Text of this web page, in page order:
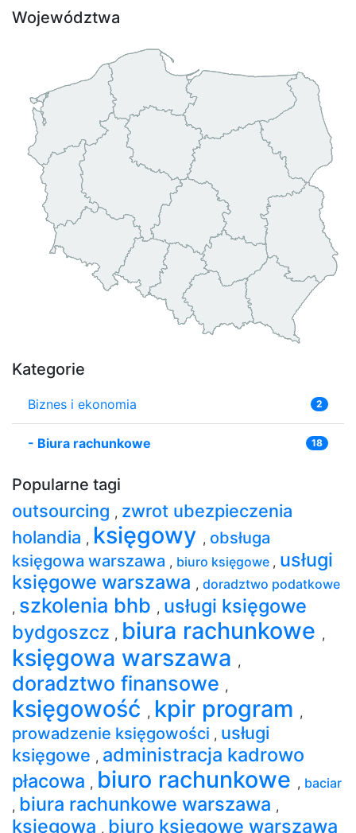
Województwa
Kategorie
Biznes i ekonomia 2
- Biura rachunkowe 18
Popularne tagi
outsourcing , zwrot ubezpieczenia
holandia , księgowy , obsługa
księgowa warszawa , biuro księgowe , usługi
księgowe warszawa , doradztwo podatkowe
, szkolenia bhb , usługi księgowe
bydgoszcz , biura rachunkowe ,
księgowa warszawa ,
doradztwo finansowe ,
księgowość , kpir program ,
prowadzenie księgowości , usługi
księgowe , administracja kadrowo
płacowa , biuro rachunkowe , baciar
, biura rachunkowe warszawa ,
księgowa , biuro księgowe warszawa